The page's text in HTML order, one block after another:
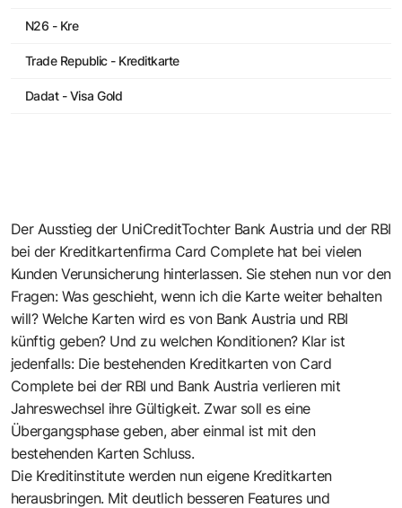
N26 - Kre
Trade Republic - Kreditkarte
Dadat - Visa Gold
Der Ausstieg der UniCreditTochter Bank Austria und der RBI
bei der Kreditkartenfirma Card Complete hat bei vielen
Kunden Verunsicherung hinterlassen. Sie stehen nun vor den
Fragen: Was geschieht, wenn ich die Karte weiter behalten
will? Welche Karten wird es von Bank Austria und RBI
künftig geben? Und zu welchen Konditionen? Klar ist
jedenfalls: Die bestehenden Kreditkarten von Card
Complete bei der RBI und Bank Austria verlieren mit
Jahreswechsel ihre Gültigkeit. Zwar soll es eine
Übergangsphase geben, aber einmal ist mit den
bestehenden Karten Schluss.
Die Kreditinstitute werden nun eigene Kreditkarten
herausbringen. Mit deutlich besseren Features und